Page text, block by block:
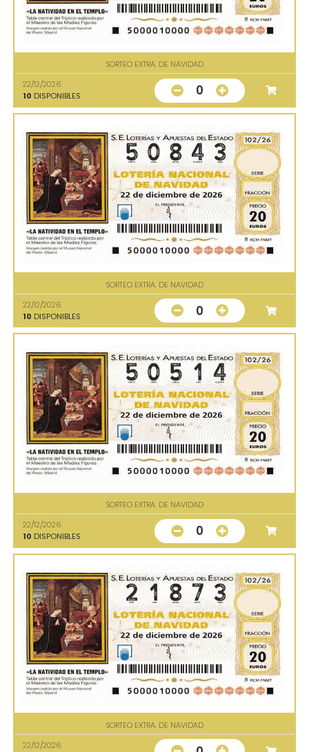
SORTEO EXTRA. DE NAVIDAD
22/12/2026
10 DISPONIBLES 0
SORTEO EXTRA. DE NAVIDAD
22/12/2026
10 DISPONIBLES 0
SORTEO EXTRA. DE NAVIDAD
22/12/2026
10 DISPONIBLES 0
SORTEO EXTRA. DE NAVIDAD
22/12/2026